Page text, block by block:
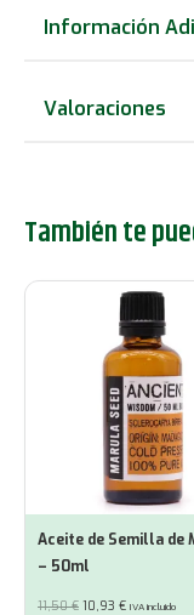
Información
Valoraciones
También te
Aceite de Semilla de
– 50ml
11,50€ El
10,93 €ElIVA incluido